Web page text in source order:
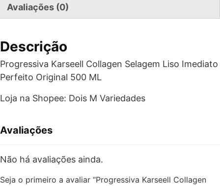
Avaliações (0)
Descrição
Progressiva Karseell Collagen Selagem Liso Imediato
Perfeito Original 500 ML
Loja na Shopee: Dois M Variedades
Avaliações
Não há avaliações ainda.
Seja o primeiro a avaliar “Progressiva Karseell Collagen